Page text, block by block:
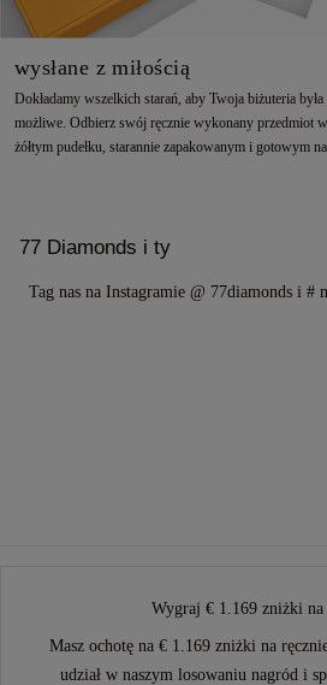
wysłane z miłością
Dokładamy wszelkich starań, aby Twoja biżuteria
możliwe. Odbierz swój ręcznie wykonany przedmiot
żółtym pudełku, starannie zapakowanym i gotowym
77 Diamonds i ty
Tag nas na Instagramie @ 77diamonds i #
Wygraj € 1.169 zniżki
Masz ochotę na € 1.169 zniżki na
udział w naszym losowaniu nagród i